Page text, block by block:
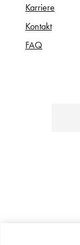
Karriere
Kontakt
FAQ